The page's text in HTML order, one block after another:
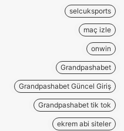
selcuksports
maç izle
onwin
Grandpashabet
Grandpashabet Güncel Giriş
Grandpashabet tik tok
ekrem abi siteler